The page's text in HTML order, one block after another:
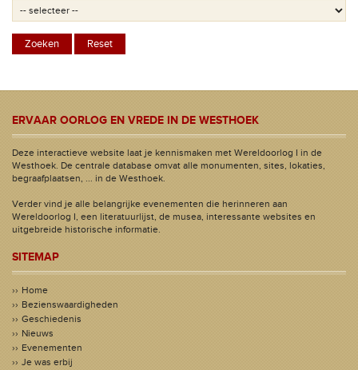
ERVAAR OORLOG EN VREDE IN DE WESTHOEK
Deze interactieve website laat je kennismaken met Wereldoorlog I in de
Westhoek. De centrale database omvat alle monumenten, sites, lokaties,
begraafplaatsen, ... in de Westhoek.
Verder vind je alle belangrijke evenementen die herinneren aan
Wereldoorlog I, een literatuurlijst, de musea, interessante websites en
uitgebreide historische informatie.
SITEMAP
Home
Bezienswaardigheden
Geschiedenis
Nieuws
Evenementen
Je was erbij